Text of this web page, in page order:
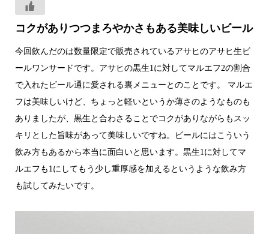
コクがありつつまろやかさもある美味しいビール
今回飲んだのは数量限定で販売されているアサヒのアサヒ生ビ
ールワンサードです。アサヒの黒生1に対してマルエフ2の割合
で入れたビール通に愛される裏メニューとのことです。 マルエ
フは美味しいけど、ちょっと軽いというか薄さのようなものも
ありましたが、黒生と合わさることでコクがありながらもスッ
キリとした旨味があって美味しいですね。ビールにはこういう
飲み方もあるから本当に面白いと思います。黒生1に対してマ
ルエフも1にしてもう少し重厚感を加えるというような飲み方
も試してみたいです。